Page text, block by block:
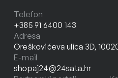
Telefon
+385 91 6400 143
Adresa
Oreškovićeva ulica 3D,
E-mail
shopaj24@24sata.hr